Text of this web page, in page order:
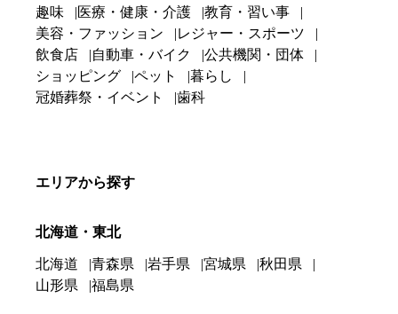
趣味
医療・健康・介護
教育・習い事
美容・ファッション
レジャー・スポーツ
飲食店
自動車・バイク
公共機関・団体
ショッピング
ペット
暮らし
冠婚葬祭・イベント
歯科
エリアから探す
北海道・東北
北海道 青森県 岩手県 宮城県
秋田県
山形県
福島県